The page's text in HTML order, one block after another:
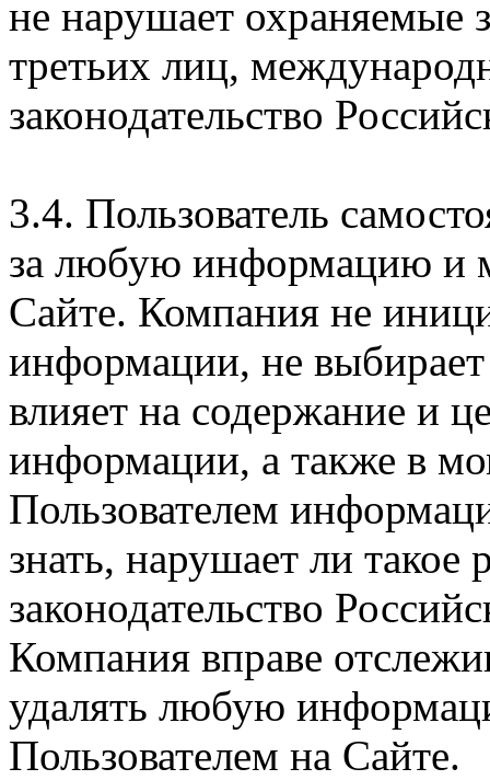
не нарушает охраняемые
третьих лиц,
законодательство
3.4. Пользователь
за любую информацию и
Сайте. Компания не
информации, не
влияет на содержание и
информации, а также в
Пользователем
знать, нарушает ли
законодательство
Компания вправе
удалять любую
Пользователем на Сайте.